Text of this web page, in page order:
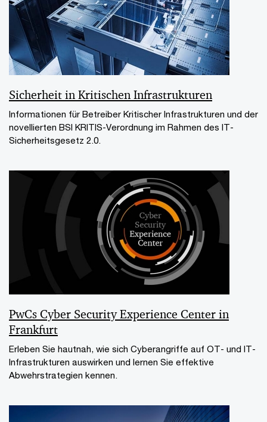
Sicherheit in Kritischen Infrastrukturen
Informationen für Betreiber Kritischer Infrastrukturen und der
novellierten BSI KRITIS-Verordnung im Rahmen des IT-
Sicherheitsgesetz 2.0.
PwCs Cyber Security Experience Center in
Frankfurt
Erleben Sie hautnah, wie sich Cyberangriffe auf OT- und IT-
Infrastrukturen auswirken und lernen Sie effektive
Abwehrstrategien kennen.